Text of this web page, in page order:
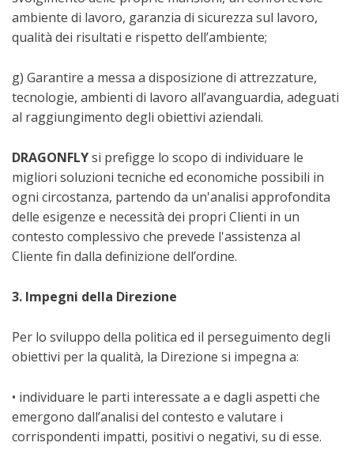
ambiente di lavoro, garanzia di sicurezza sul lavoro,
qualità dei risultati e rispetto dell’ambiente;
g) Garantire a messa a disposizione di attrezzature,
tecnologie, ambienti di lavoro all’avanguardia, adeguati
al raggiungimento degli obiettivi aziendali.
DRAGONFLYsi prefigge lo scopo di individuare le
migliori soluzioni tecniche ed economiche possibili in
ogni circostanza, partendo da un'analisi approfondita
delle esigenze e necessità dei propri Clienti in un
contesto complessivo che prevede l'assistenza al
Cliente fin dalla definizione dell’ordine.
3. Impegni della Direzione
Per lo sviluppo della politica ed il perseguimento degli
obiettivi per la qualità, la Direzione si impegna a:
• individuare le parti interessate a e dagli aspetti che
emergono dall’analisi del contesto e valutare i
corrispondenti impatti, positivi o negativi, su di esse.